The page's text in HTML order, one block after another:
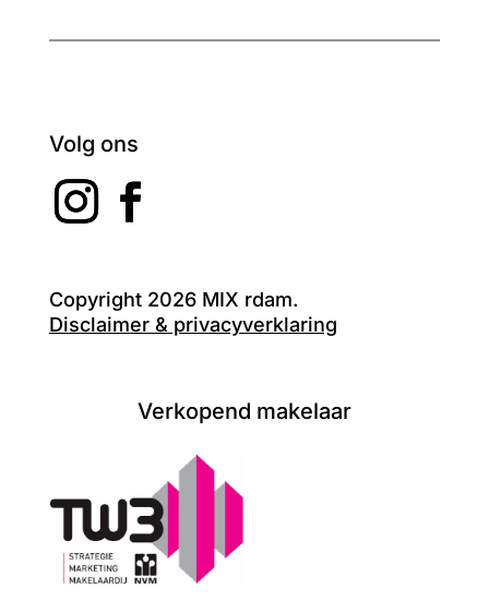
Volg ons
Copyright 2026 MIX rdam.
Disclaimer & privacyverklaring
Verkopend makelaar